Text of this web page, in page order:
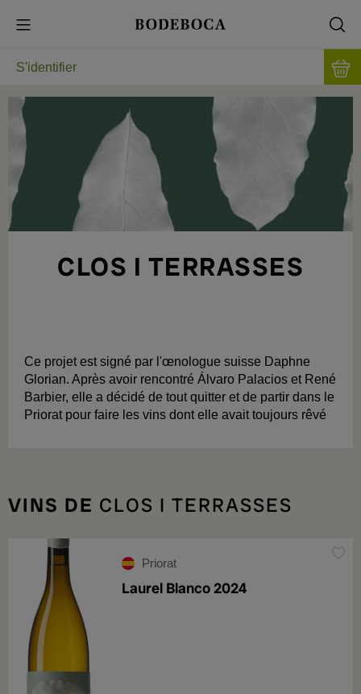
S'identifier
CLOS I TERRASSES
Ce projet est signé par l'œnologue suisse Daphne
Glorian. Après avoir rencontré Álvaro Palacios et René
Barbier, elle a décidé de tout quitter et de partir dans le
Priorat pour faire les vins dont elle avait toujours rêvé
VINS DE CLOS I TERRASSES
Priorat
Laurel Blanco 2024